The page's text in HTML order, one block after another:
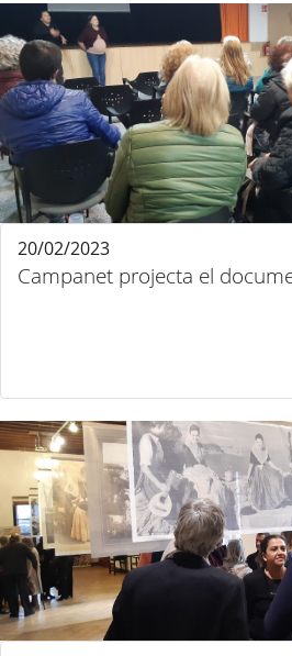
Campanet projecta el
20/02/2023